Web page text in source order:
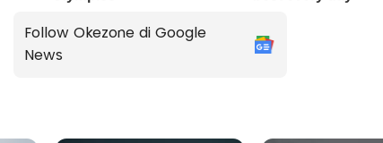
Follow Okezone di Google
News